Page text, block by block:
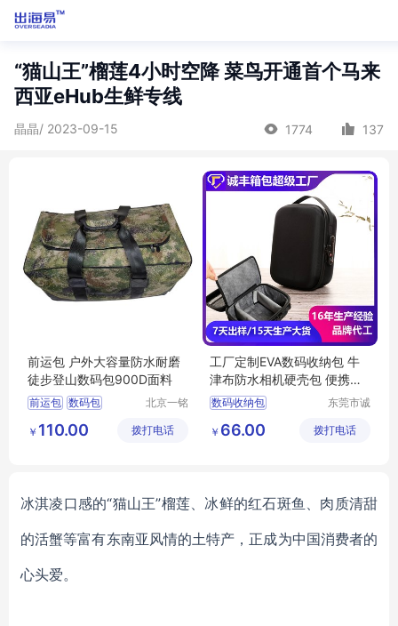
“猫山王”榴莲4小时空降 菜鸟开通首个马来
西亚eHub生鲜专线
晶晶/ 2023-09-15 1774 137
前运包 户外大容量防水耐磨
徒步登山数码包900D面料
前运包 数码包
北京一铭
有限公司
￥ 110.00 拨打电话
工厂定制EVA数码收纳包 牛
津布防水相机硬壳包 便携式
带锁数码包
数码收纳包
防水硬壳包
eva数码包
东莞市诚
限公司
￥ 66.00 拨打电话
冰淇凌口感的“猫山王”榴莲、冰鲜的红石斑鱼、肉质清甜
的活蟹等富有东南亚风情的土特产，正成为中国消费者的
心头爱。